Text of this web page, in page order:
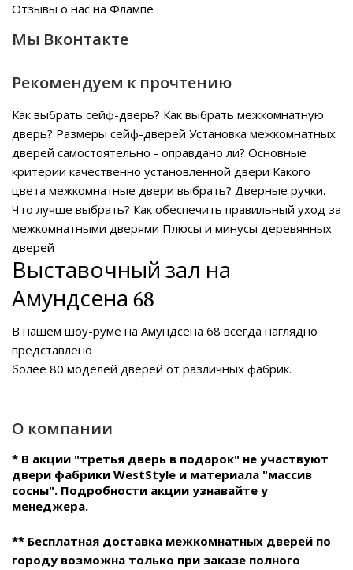
Отзывы о нас на Флампе
Мы Вконтакте
Рекомендуем к прочтению
Как выбрать сейф-дверь? Как выбрать межкомнатную
дверь? Размеры сейф-дверей Установка межкомнатных
дверей самостоятельно - оправдано ли? Основные
критерии качественно установленной двери Какого
цвета межкомнатные двери выбрать? Дверные ручки.
Что лучше выбрать? Как обеспечить правильный уход за
межкомнатными дверями Плюсы и минусы деревянных
дверей
Выставочный зал на
Амундсена 68
В нашем шоу-руме на Амундсена 68 всегда наглядно
представлено
более 80 моделей дверей от различных фабрик.
О компании
* В акции "третья дверь в подарок" не участвуют
двери фабрики WestStyle и материала "массив
сосны". Подробности акции узнавайте у
менеджера.
** Бесплатная доставка межкомнатных дверей по
городу возможна только при заказе полного